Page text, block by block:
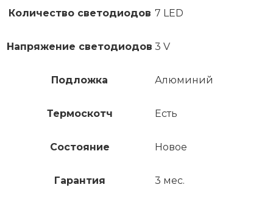
Количество светодиодов 7 LED
Напряжение светодиодов 3 V
Подложка Алюминий
Термоскотч Есть
Состояние Новое
Гарантия 3 мес.